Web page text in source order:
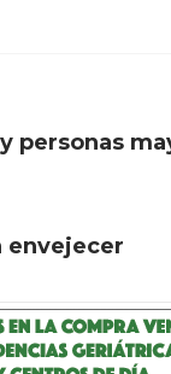
personas
envejecer